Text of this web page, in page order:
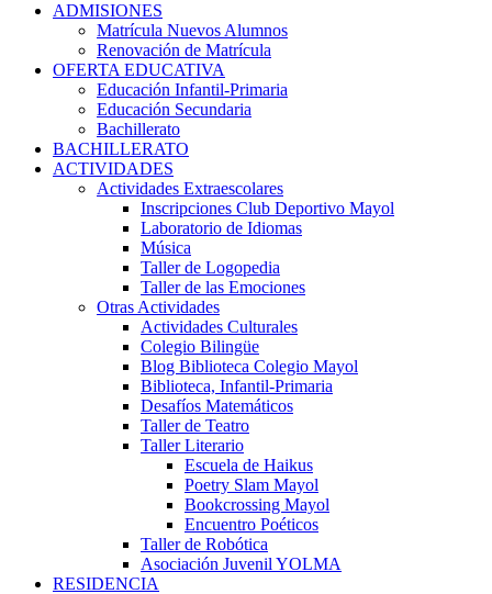
ADMISIONES
Matrícula Nuevos Alumnos
Renovación de Matrícula
OFERTA EDUCATIVA
Educación Infantil-Primaria
Educación Secundaria
Bachillerato
BACHILLERATO
ACTIVIDADES
Actividades Extraescolares
Inscripciones Club Deportivo Mayol
Laboratorio de Idiomas
Música
Taller de Logopedia
Taller de las Emociones
Otras Actividades
Actividades Culturales
Colegio Bilingüe
Blog Biblioteca Colegio Mayol
Biblioteca, Infantil-Primaria
Desafíos Matemáticos
Taller de Teatro
Taller Literario
Escuela de Haikus
Poetry Slam Mayol
Bookcrossing Mayol
Encuentro Poéticos
Taller de Robótica
Asociación Juvenil YOLMA
RESIDENCIA